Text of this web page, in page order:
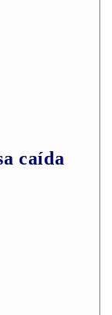
caída